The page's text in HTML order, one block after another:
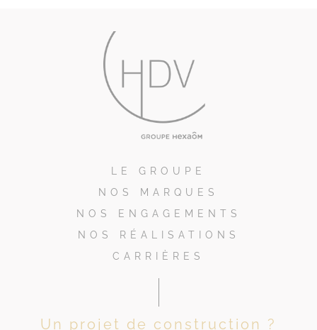
LE GROUPE
NOS MARQUES
NOS ENGAGEMENTS
NOS RÉALISATIONS
CARRIÈRES
Un projet de construction ?